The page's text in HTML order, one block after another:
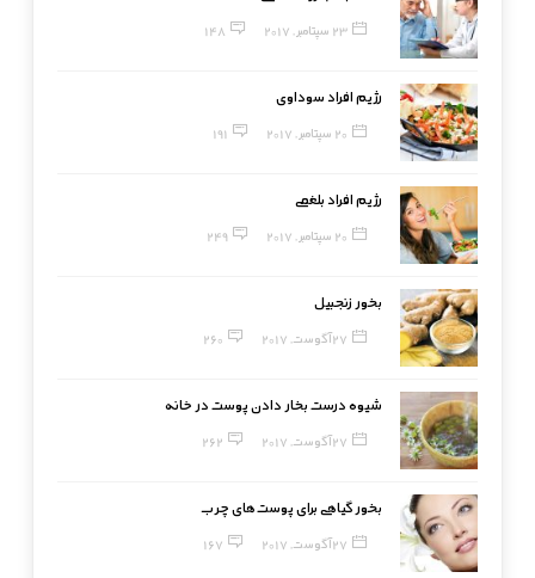
23 سپتامبر, 2017 148
رژیم افراد سوداوی
20 سپتامبر, 2017 191
رژیم افراد بلغمی
20 سپتامبر, 2017 249
بخور زنجبیل
27 آگوست, 2017 260
شیوه درست بخار دادن پوست در خانه
27 آگوست, 2017 262
بخور گیاهی برای پوست‌های چرب
27 آگوست, 2017 167